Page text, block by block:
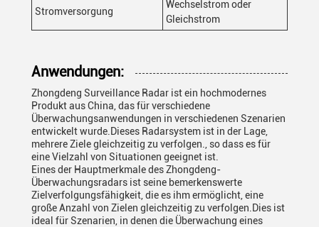
Stromversorgung
Wechselstrom oder
Gleichstrom
Anwendungen:
Zhongdeng Surveillance Radar ist ein hochmodernes
Produkt aus China, das für verschiedene
Überwachungsanwendungen in verschiedenen Szenarien
entwickelt wurde.Dieses Radarsystem ist in der Lage,
mehrere Ziele gleichzeitig zu verfolgen., so dass es für
eine Vielzahl von Situationen geeignet ist.
Eines der Hauptmerkmale des Zhongdeng-
Überwachungsradars ist seine bemerkenswerte
Zielverfolgungsfähigkeit, die es ihm ermöglicht, eine
große Anzahl von Zielen gleichzeitig zu verfolgen.Dies ist
ideal für Szenarien, in denen die Überwachung eines